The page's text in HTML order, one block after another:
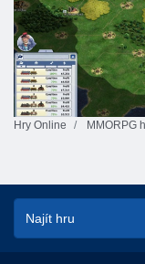
Hry Online MMORPG